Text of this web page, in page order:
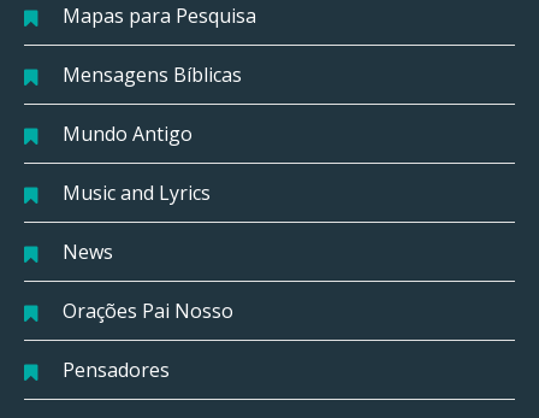
Mapas para Pesquisa
Mensagens Bíblicas
Mundo Antigo
Music and Lyrics
News
Orações Pai Nosso
Pensadores